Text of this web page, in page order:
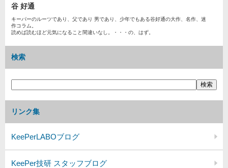
谷 好通
キーパーのルーツであり、父であり 男であり、少年でもある谷好通の大作、名作、迷
作コラム。
読めば読むほど元気になること間違いなし。・・・の、はず。
検索
リンク集
KeePerLABOブログ
KeePer技研 スタッフブログ